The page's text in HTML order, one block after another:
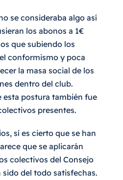
se consideraba algo así
los abonos a 1€
que subiendo los
conformismo y poca
la masa social de los
dentro del club.
esta postura también fue
presentes.
sí es cierto que se han
que se aplicarán
colectivos del Consejo
sido del todo satisfechas.